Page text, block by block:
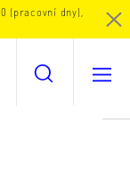
(pracovní dny),